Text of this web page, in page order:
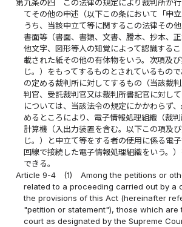
第九条の四
この法律の規定により裁判所が
てその他の申述（以下この条において「申
うち、当該申立て等に関するこの法律その
書面等（書面、書類、文書、謄本、抄本、
他文字、図形等人の知覚によって認識する
載された紙その他の有体物をいう。次項及
じ。）をもってするものとされているもの
の定める裁判所に対してするもの（当該裁
判官、受託裁判官又は裁判所書記官に対して
については、当該法令の規定にかかわらず
めるところにより、電子情報処理組織（裁
計算機（入出力装置を含む。以下この項及
じ。）と申立て等をする者の使用に係る電
回線で接続した電子情報処理組織をいう。
できる。
Article 9-4
(1)
Among the petitions or
related to a proceeding carried out by a
the provisions of this Act (hereinafter
"petition or statement"), those which are
court as designated by the Supreme